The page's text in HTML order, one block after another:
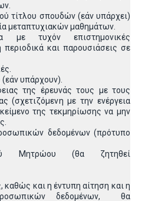
τίτλου σπουδών (εάν υπάρχει)
μεταπτυχιακών μαθημάτων.
με τυχόν επιστημονικές
περιοδικά και παρουσιάσεις σε
(εάν υπάρχουν).
της έρευνάς τους με τους
(σχετιζόμενη με την ενέργεια
της τεκμηρίωσης να μην
δεδομένων (πρότυπο
Μητρώου (θα ζητηθεί
καθώς και η έντυπη αίτηση και η
δεδομένων, θα